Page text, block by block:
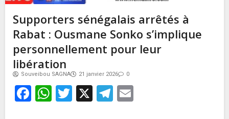
Supporters sénégalais arrêtés à
Rabat : Ousmane Sonko s’implique
personnellement pour leur
libération
Souveibou SAGNA 21 janvier 2026 0
Facebook
WhatsApp
Twitter
X Telegram